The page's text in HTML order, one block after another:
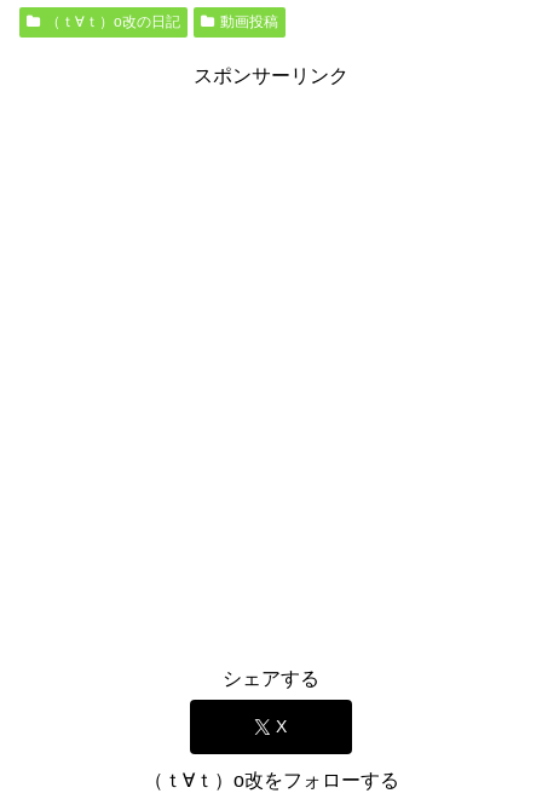
（ｔ∀ｔ）o改の日記 動画投稿
スポンサーリンク
シェアする
X
（ｔ∀ｔ）o改をフォローする